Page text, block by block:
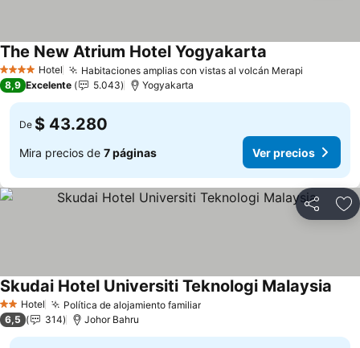
4 EstrellasHotel Habitaciones amplias con vistas al volcán Merapi
The New Atrium Hotel Yogyakarta
8,9 Excelente 5.043 Yogyakarta
De $ 43.280
Mira precios de 7 páginas Ver precios
Compartir
2 Estrellas
Hotel Política de alojamiento familiar
Skudai Hotel Universiti Teknologi Malaysia
6,5 314 Johor Bahru